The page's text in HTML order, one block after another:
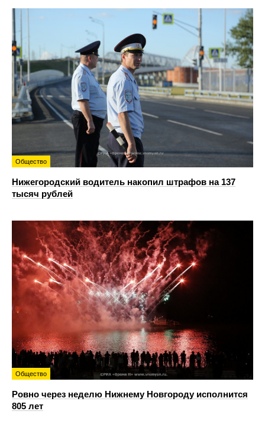
Общество
Нижегородский водитель накопил штрафов на 137
тысяч рублей
Общество
Ровно через неделю Нижнему Новгороду исполнится
805 лет